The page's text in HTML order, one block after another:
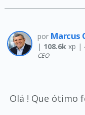
por Marcus
| 108.6kxp |
CEO
Olá ! Que ótimo